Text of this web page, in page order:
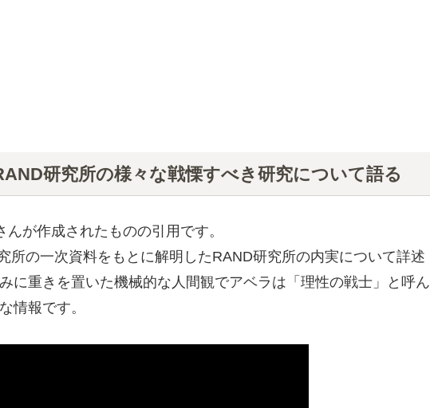
研究所の様々な戦慄すべき研究について語る
が作成されたものの引用です。
所の一次資料をもとに解明したRAND研究所の内実について詳述
に重きを置いた機械的な人間観でアベラは「理性の戦士」と呼ん
情報です。